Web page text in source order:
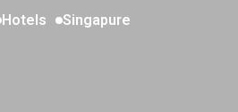
Hotels Singapure